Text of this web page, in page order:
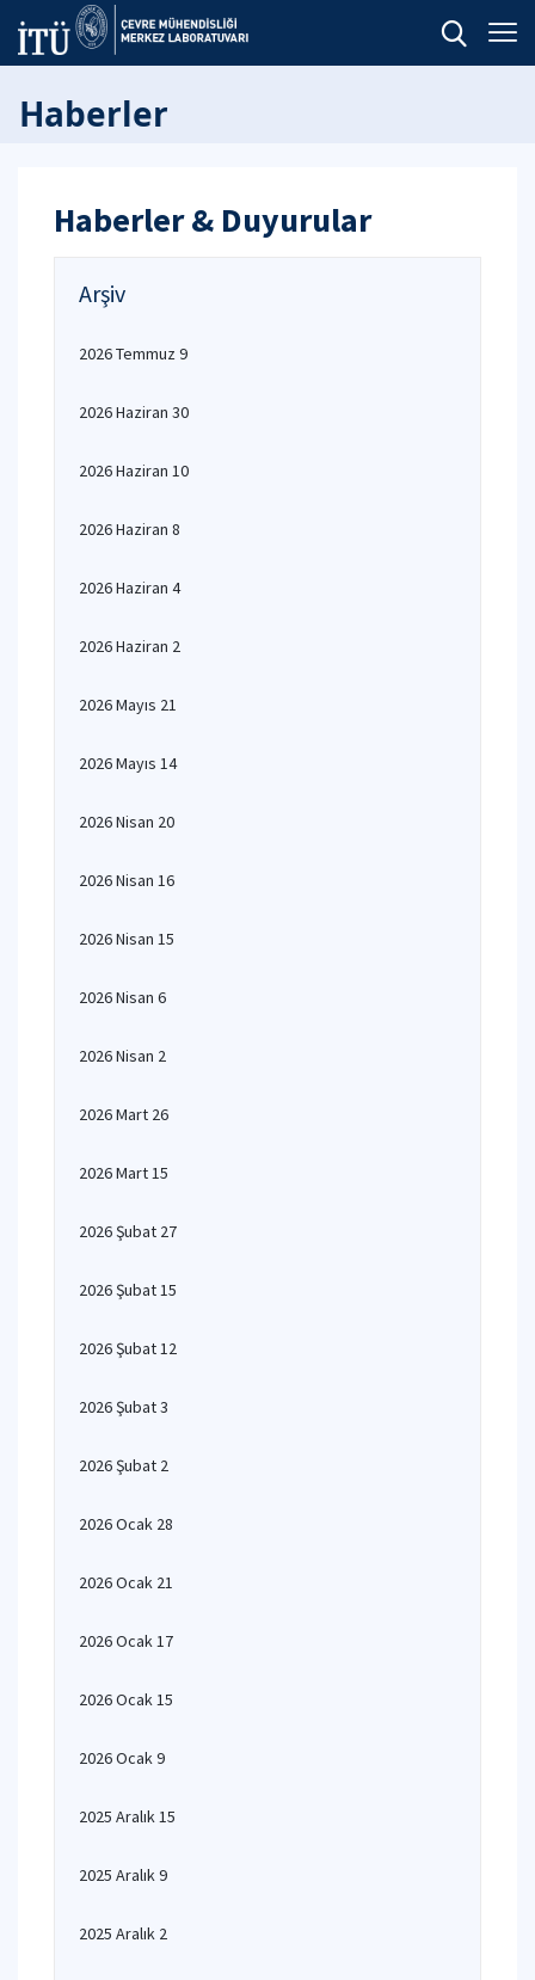
Haberler
Haberler & Duyurular
Arşiv
2026 Temmuz 9
2026 Haziran 30
2026 Haziran 10
2026 Haziran 8
2026 Haziran 4
2026 Haziran 2
2026 Mayıs 21
2026 Mayıs 14
2026 Nisan 20
2026 Nisan 16
2026 Nisan 15
2026 Nisan 6
2026 Nisan 2
2026 Mart 26
2026 Mart 15
2026 Şubat 27
2026 Şubat 15
2026 Şubat 12
2026 Şubat 3
2026 Şubat 2
2026 Ocak 28
2026 Ocak 21
2026 Ocak 17
2026 Ocak 15
2026 Ocak 9
2025 Aralık 15
2025 Aralık 9
2025 Aralık 2